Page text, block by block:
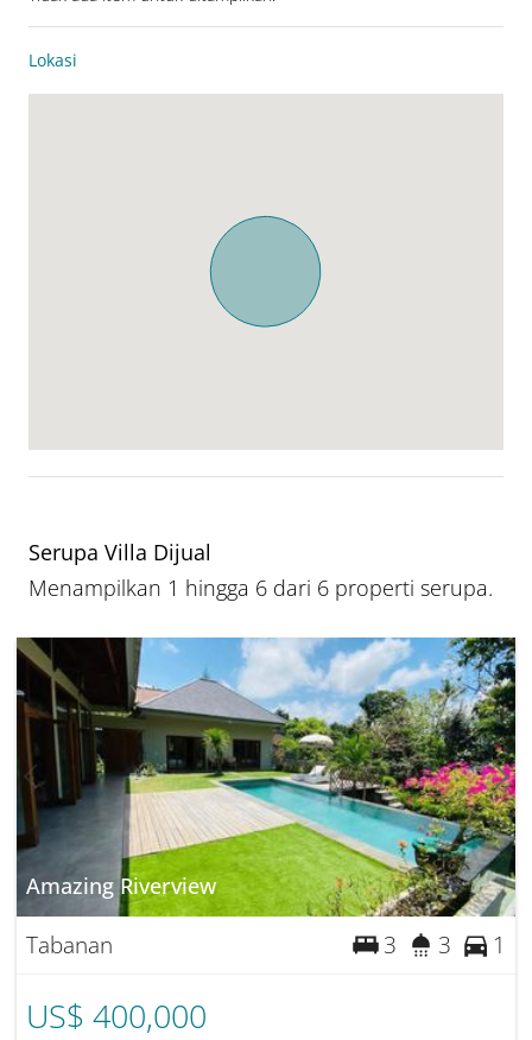
Lokasi
Serupa Villa Dijual
Menampilkan 1 hingga 6 dari 6 properti serupa.
Amazing Riverview
Tabanan 3 3 1
US$ 400,000